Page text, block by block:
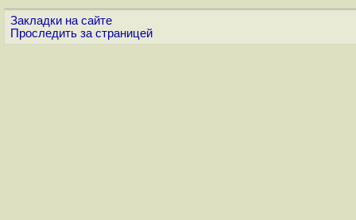
Закладки на сайте
Проследить за страницей